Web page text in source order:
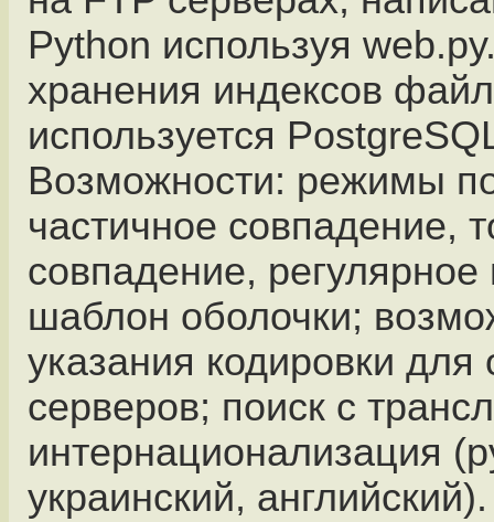
Python используя
хранения индексов
используется
Возможности: режимы
частичное совпадение,
совпадение,
шаблон оболочки;
указания кодировки для
серверов; поиск с
интернационализация
украинский, английский).